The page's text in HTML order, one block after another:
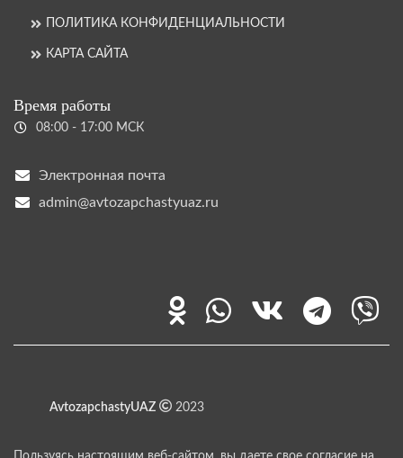
ПОЛИТИКА КОНФИДЕНЦИАЛЬНОСТИ
КАРТА САЙТА
Время работы
08:00 - 17:00 МСК
Электронная почта
admin@avtozapchastyuaz.ru
AvtozapchastyUAZ 2023